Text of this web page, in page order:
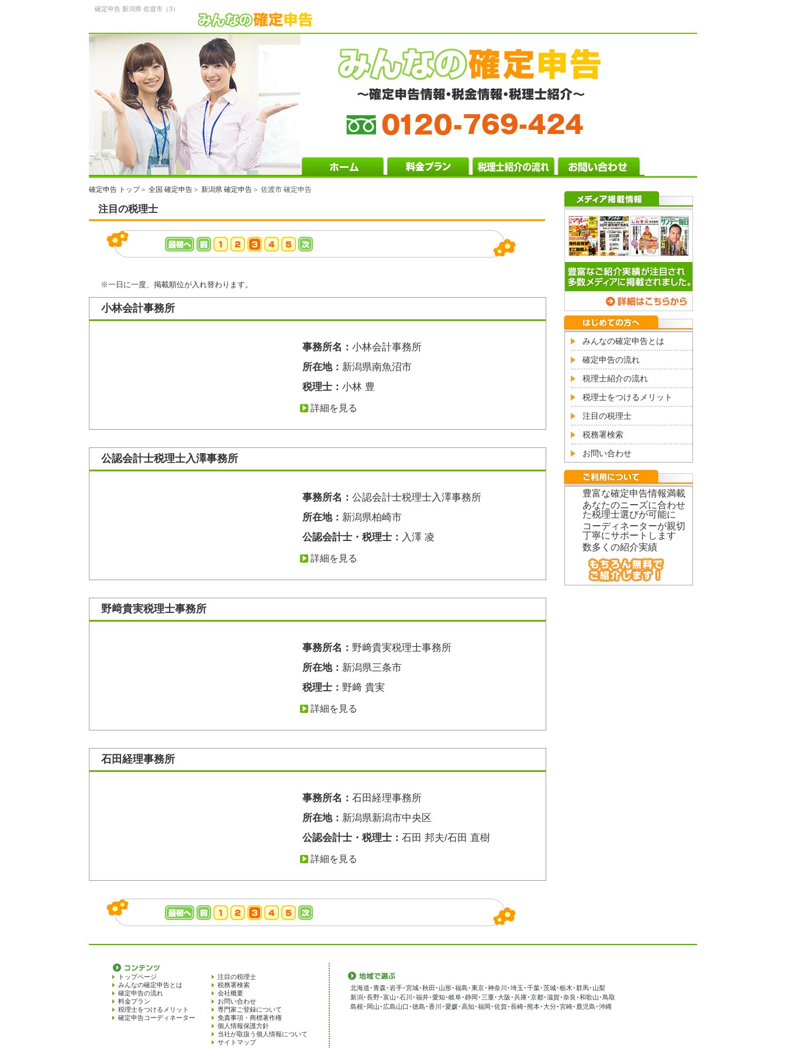
確定申告 新潟県 佐渡市（3）
確定申告 トップ＞ 全国 確定申告 ＞ 新潟県 確定申告 ＞ 佐渡市 確定申告
注目の税理士
※一日に一度、掲載順位が入れ替わります。
小林会計事務所
事務所名： 小林会計事務所
所在地： 新潟県南魚沼市
税理士： 小林 豊
詳細を見る
公認会計士税理士入澤事務所
事務所名： 公認会計士税理士入澤事務所
所在地： 新潟県柏崎市
公認会計士・税理士： 入澤 凌
詳細を見る
野﨑貴実税理士事務所
事務所名： 野﨑貴実税理士事務所
所在地： 新潟県三条市
税理士： 野﨑 貴実
詳細を見る
石田経理事務所
事務所名： 石田経理事務所
所在地： 新潟県新潟市中央区
公認会計士・税理士： 石田 邦夫/石田 直樹
詳細を見る
みんなの確定申告とは
確定申告の流れ
税理士紹介の流れ
税理士をつけるメリット
注目の税理士
税務署検索
お問い合わせ
豊富な確定申告情報満載
あなたのニーズに合わせ
た税理士選びが可能に
コーディネーターが親切
丁寧にサポートします
数多くの紹介実績
トップページ
みんなの確定申告とは
確定申告の流れ
料金プラン
税理士をつけるメリット
確定申告コーディネーター
注目の税理士
税務署検索
会社概要
お問い合わせ
専門家ご登録について
免責事項・商標著作権
個人情報保護方針
当社が取扱う個人情報について
サイトマップ
北海道 ･青森･岩手･宮城･秋田 ･ 山形･福島 ･東京･神奈川 ･埼玉 ･千葉･茨城･栃木 ･群馬･ 山梨
新潟･長野･富山 ･石川 ･福井･愛知 ･岐阜･静岡 ･ 三重･大阪 ･兵庫･京都･滋賀･奈良 ･和歌山 ･ 鳥取
島根 ･ 岡山 ･ 広島山口 ･徳島 ･香川 ･愛媛･高知 ･福岡 ･佐賀･長崎･熊本･大分･宮崎･ 鹿児島 ･沖縄